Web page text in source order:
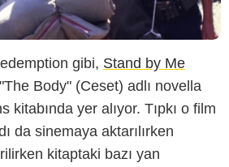
gibi, Stand by Me
Body" (Ceset) adlı novella
kitabında yer alıyor. Tıpkı o film
da sinemaya aktarılırken
kitaptaki bazı yan